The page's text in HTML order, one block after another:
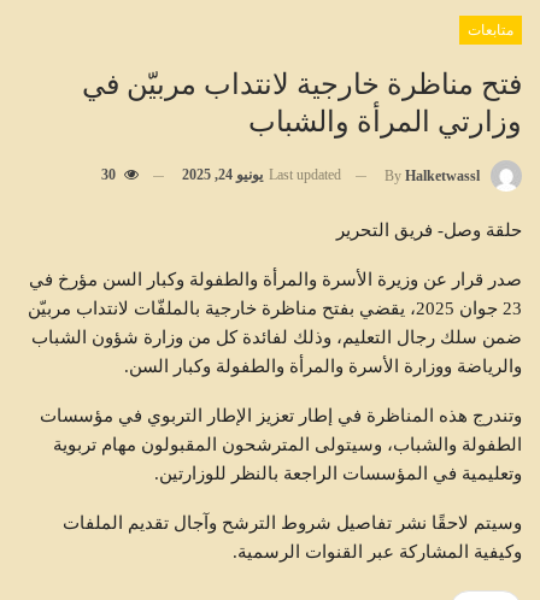
متابعات
فتح مناظرة خارجية لانتداب مربيّن في
وزارتي المرأة والشباب
By Halketwassl
Last updated يونيو 24, 2025 30
حلقة وصل- فريق التحرير
صدر قرار عن وزيرة الأسرة والمرأة والطفولة وكبار السن مؤرخ في
23 جوان 2025، يقضي بفتح مناظرة خارجية بالملفّات لانتداب مربيّن
ضمن سلك رجال التعليم، وذلك لفائدة كل من وزارة شؤون الشباب
والرياضة ووزارة الأسرة والمرأة والطفولة وكبار السن.
وتندرج هذه المناظرة في إطار تعزيز الإطار التربوي في مؤسسات
الطفولة والشباب، وسيتولى المترشحون المقبولون مهام تربوية
وتعليمية في المؤسسات الراجعة بالنظر للوزارتين.
وسيتم لاحقًا نشر تفاصيل شروط الترشح وآجال تقديم الملفات
وكيفية المشاركة عبر القنوات الرسمية.